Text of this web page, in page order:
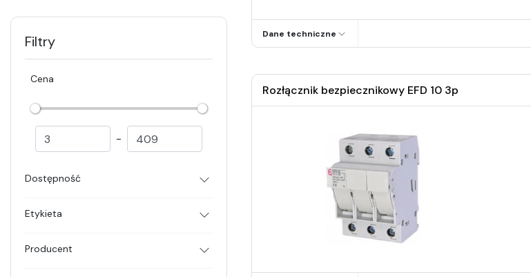
Filtry
Cena
-
Dostępność
Etykieta
Producent
Dane techniczne
Rozłącznik bezpiecznikowy EFD 10 3p